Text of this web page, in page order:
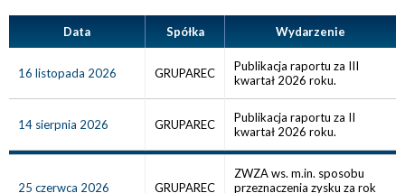
Data Spółka Wydarzenie
16 listopada 2026 GRUPAREC
Publikacja raportu za III
kwartał 2026 roku.
14 sierpnia 2026 GRUPAREC
Publikacja raportu za II
kwartał 2026 roku.
25 czerwca 2026 GRUPAREC
ZWZA ws. m.in. sposobu
przeznaczenia zysku za rok